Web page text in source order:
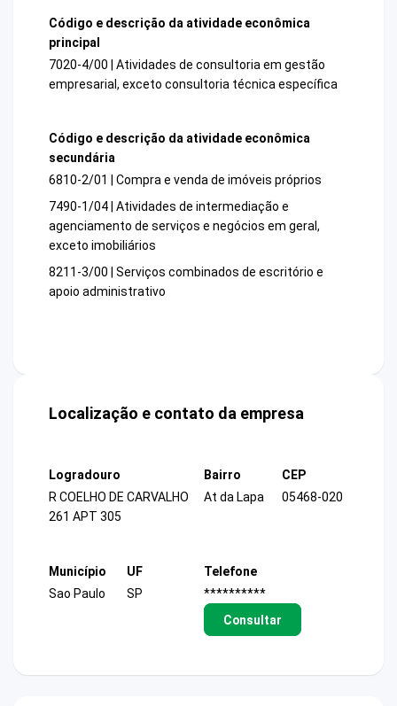
Código e descrição da atividade econômica
principal
7020-4/00 | Atividades de consultoria em gestão
empresarial, exceto consultoria técnica específica
Código e descrição da atividade econômica
secundária
6810-2/01 | Compra e venda de imóveis próprios
7490-1/04 | Atividades de intermediação e
agenciamento de serviços e negócios em geral,
exceto imobiliários
8211-3/00 | Serviços combinados de escritório e
apoio administrativo
Localização e contato da empresa
Logradouro
R COELHO DE CARVALHO
261 APT 305
Bairro
At da Lapa
CEP
05468-020
Município
Sao Paulo
UF
SP
Telefone
**********
Consultar